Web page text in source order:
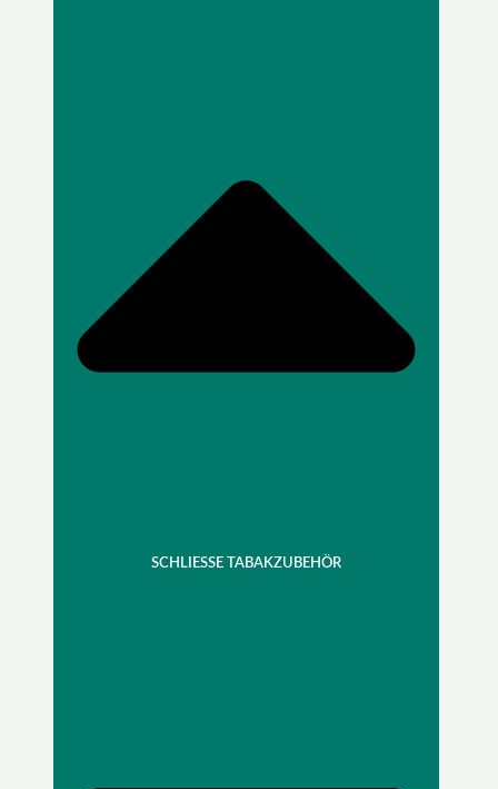
SCHLIESSE TABAKZUBEHÖR